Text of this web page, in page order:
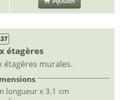
étagères
étagères murales.
longueur x 3.1 cm